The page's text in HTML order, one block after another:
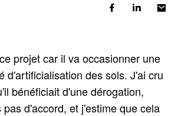
projet car il va occasionner une
d'artificialisation des sols. J'ai cru
bénéficiait d'une dérogation,
pas d'accord, et j'estime que cela